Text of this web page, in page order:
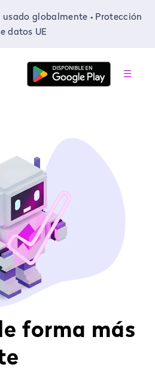
globalmente • Protección
datos UE
-
forma más